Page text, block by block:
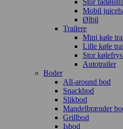
Stor
Mobil
Ølbil
Trailere
Mini køle
Lille køle
Stor
Autotrailer
Boder
All-around bod
Snackbod
Slikbod
Mandelbrænder
Grillbod
Isbod